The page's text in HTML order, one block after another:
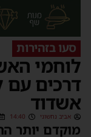
סעו בזהירות
לוחמי
דרכים עם
אשדוד
אביב נחשוני 14:40